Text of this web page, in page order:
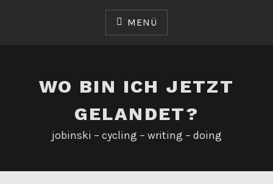
MENÜ
WO BIN ICH JETZT
GELANDET?
jobinski – cycling – writing – doing